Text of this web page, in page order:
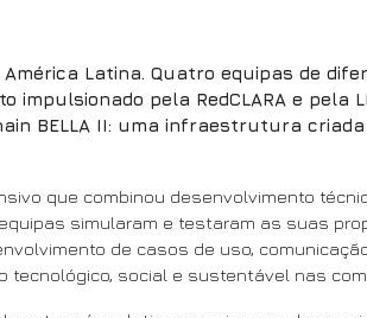
Latina. Quatro equipas de
pela RedCLARA e pela
BELLA II: uma infraestrutura
que combinou desenvolvimento
simularam e testaram as suas
de casos de uso,
social e sustentável nas